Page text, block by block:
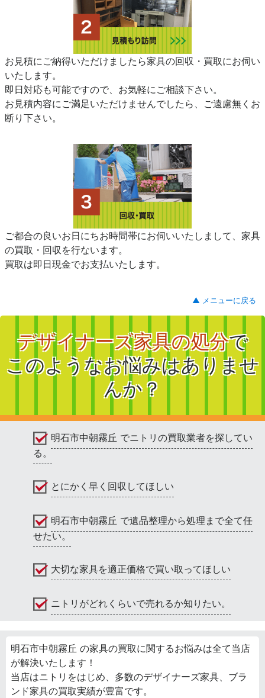
お見積にご納得いただけましたら家具の回収・買取にお伺い
いたします。
即日対応も可能ですので、お気軽にご相談下さい。
お見積内容にご満足いただけませんでしたら、ご遠慮無くお
断り下さい。
ご都合の良いお日にちお時間帯にお伺いいたしまして、家具
の買取・回収を行ないます。
買取は即日現金でお支払いたします。
▲ メニューに戻る
デザイナーズ家具の処分で
このようなお悩みはありませ
んか？
明石市中朝霧丘 でニトリの買取業者を探してい
る。
とにかく早く回収してほしい
明石市中朝霧丘 で遺品整理から処理まで全て任
せたい。
大切な家具を適正価格で買い取ってほしい
ニトリがどれくらいで売れるか知りたい。
明石市中朝霧丘 の家具の買取に関するお悩みは全て当店
が解決いたします！
当店はニトリをはじめ、多数のデザイナーズ家具、ブラ
ンド家具の買取実績が豊富です。